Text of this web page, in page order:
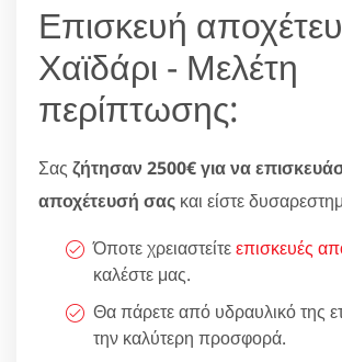
Επισκευή
Χαϊδάρι - Μελέτη
περίπτωσης:
Σας ζήτησαν 2500€ για να
αποχέτευσή σας και είστε
Όποτε χρειαστείτεεπισκευές
καλέστε μας.
Θα πάρετε από υδραυλικό της
την καλύτερη προσφορά.